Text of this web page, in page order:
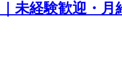
未経験歓迎・